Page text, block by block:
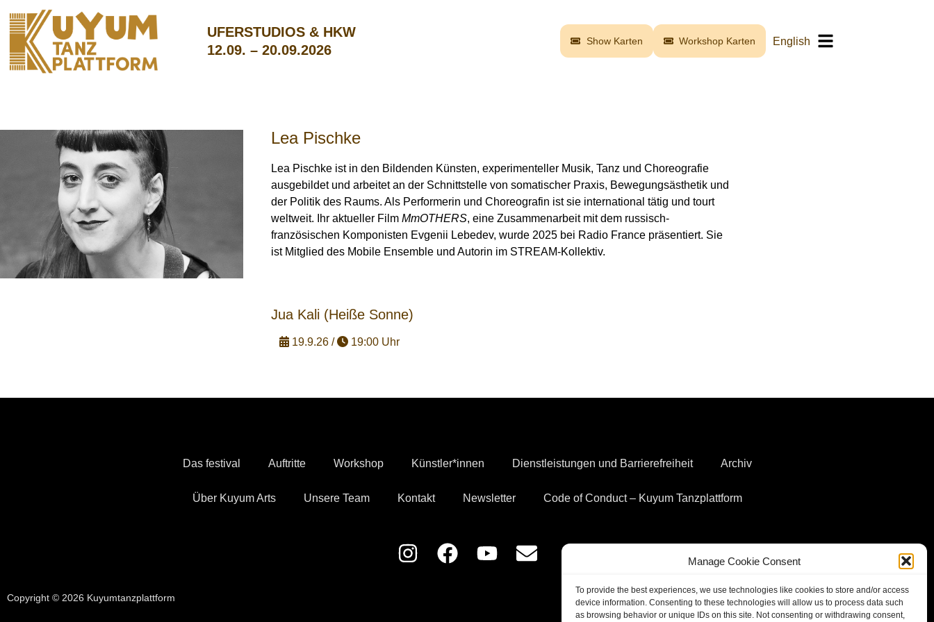
Manage Cookie Consent
To provide the best experiences, we use technologies like cookies to store and/or access
device information. Consenting to these technologies will allow us to process data such
as browsing behavior or unique IDs on this site. Not consenting or withdrawing consent,
UFERSTUDIOS & HKW
12.09. – 20.09.2026
Show Karten Workshop Karten English
Lea Pischke
Lea Pischke ist in den Bildenden Künsten, experimenteller Musik, Tanz und Choreografie
ausgebildet und arbeitet an der Schnittstelle von somatischer Praxis, Bewegungsästhetik und
der Politik des Raums. Als Performerin und Choreografin ist sie international tätig und tourt
weltweit. Ihr aktueller Film MmOTHERS, eine Zusammenarbeit mit dem russisch-
französischen Komponisten Evgenii Lebedev, wurde 2025 bei Radio France präsentiert. Sie
ist Mitglied des Mobile Ensemble und Autorin im STREAM-Kollektiv.
Jua Kali (Heiße Sonne)
19.9.26 / 19:00 Uhr
Das festival Auftritte Workshop Künstler*innen Dienstleistungen und Barrierefreiheit Archiv
Über Kuyum Arts Unsere Team Kontakt Newsletter Code of Conduct – Kuyum Tanzplattform
Copyright © 2026 Kuyumtanzplattform Site by Lycacc